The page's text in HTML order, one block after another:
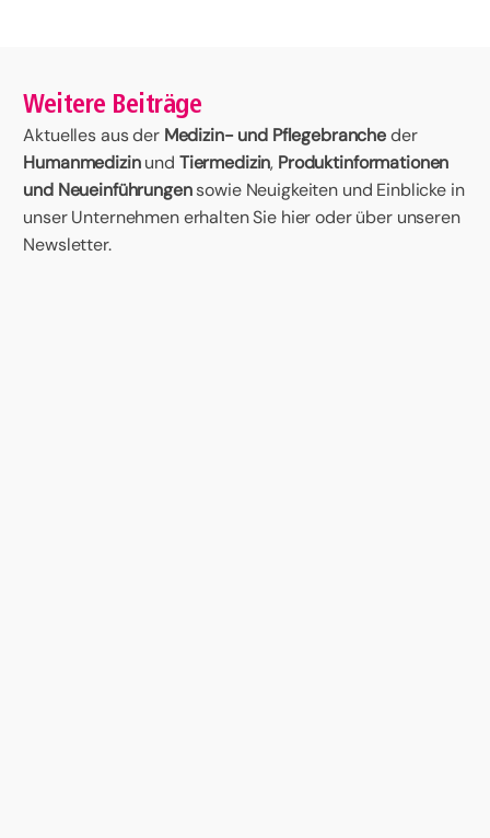
Weitere Beiträge
Aktuelles aus der Medizin- und Pflegebrancheder
Humanmedizinund Tiermedizin, Produktinformationen
und Neueinführungensowie Neuigkeiten und Einblicke in
unser Unternehmen erhalten Sie hier oder über unseren
Newsletter.